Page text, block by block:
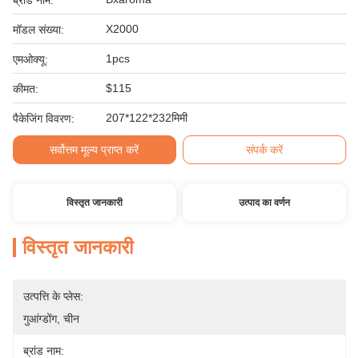
मॉडल संख्या: X2000
एमओक्यू: 1pcs
कीमत: $115
पैकेजिंग विवरण: 207*122*232मिमी
सर्वोत्तम मूल्य प्राप्त करें संपर्क करें
विस्तृत जानकारी उत्पाद का वर्णन
विस्तृत जानकारी
उत्पत्ति के प्लेस:
गुआंग्डोंग, चीन
ब्रांड नाम: